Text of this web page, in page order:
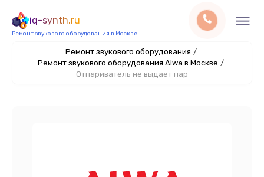
iq-synth.ru
Ремонт звукового оборудования в Москве
Ремонт звукового оборудования /
Ремонт звукового оборудования Aiwa в Москве /
Отпариватель не выдает пар